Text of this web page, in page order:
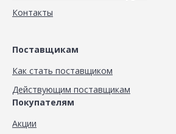
Контакты
Поставщикам
Как стать поставщиком
Действующим поставщикам
Покупателям
Акции